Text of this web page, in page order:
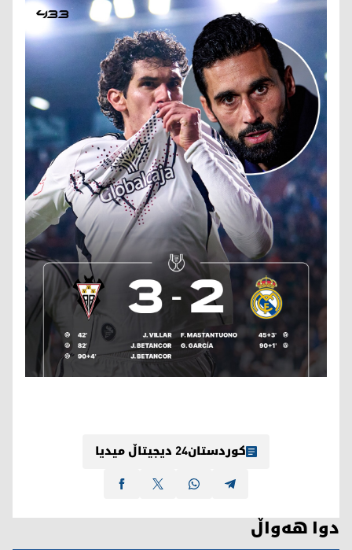
کوردستان24 دیجیتاڵ میدیا
دوا هەواڵ